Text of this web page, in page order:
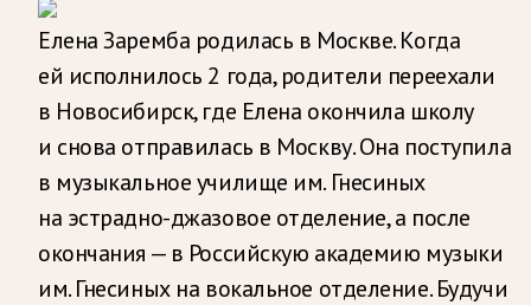
Елена Заремба родилась в Москве. Когда
ей исполнилось 2 года, родители переехали
в Новосибирск, где Елена окончила школу
и снова отправилась в Москву. Она поступила
в музыкальное училище им. Гнесиных
на эстрадно-джазовое отделение, а после
окончания — в Российскую академию музыки
им. Гнесиных на вокальное отделение. Будучи